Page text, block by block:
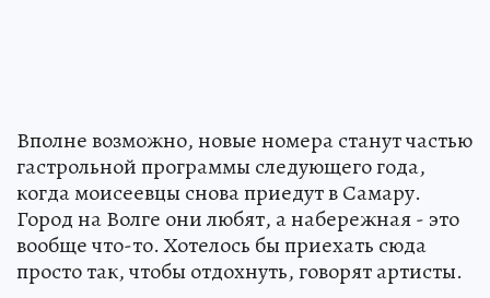
Вполне возможно, новые номера станут частью
гастрольной программы следующего года,
когда моисеевцы снова приедут в Самару.
Город на Волге они любят, а набережная - это
вообще что-то. Хотелось бы приехать сюда
просто так, чтобы отдохнуть, говорят артисты.